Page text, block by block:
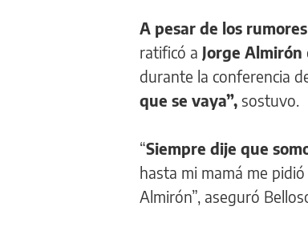
A pesar de los
ratificó a Jorge Almirón
durante la conferencia
que se vaya”, sostuvo.
“Siempre dije que
hasta mi mamá me
Almirón”, aseguró